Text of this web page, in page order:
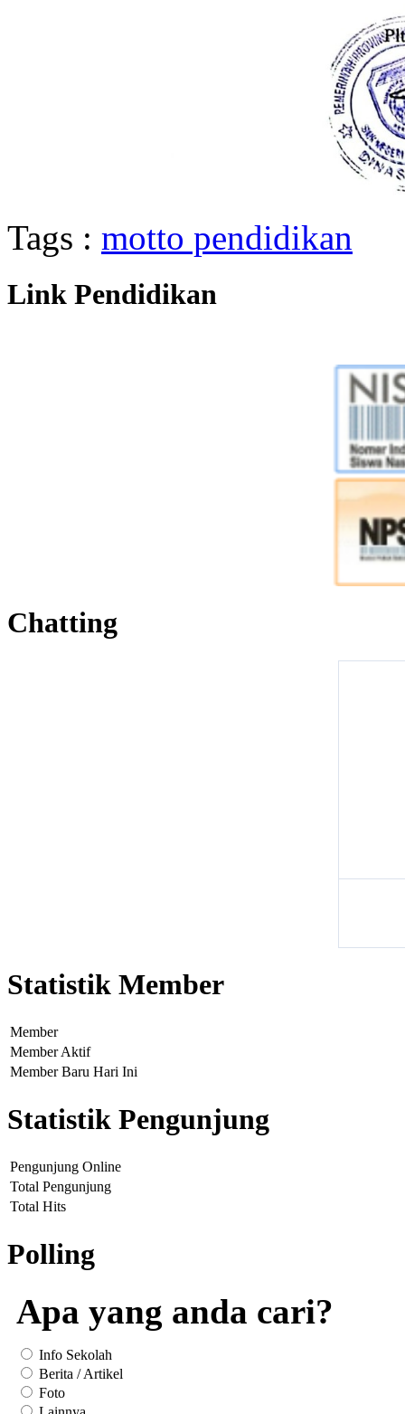
Tags : motto pendidikan
Link Pendidikan
Chatting
Statistik Member
Member
Member Aktif
Member Baru Hari Ini
Statistik Pengunjung
Pengunjung Online
Total Pengunjung
Total Hits
Polling
Apa yang anda cari?
Info Sekolah
Berita / Artikel
Foto